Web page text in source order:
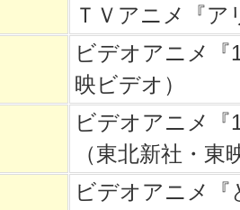
ＴＶアニメ『ア
ビデオアニメ『
映ビデオ）
ビデオアニメ
（東北新社・東
ビデオアニメ『